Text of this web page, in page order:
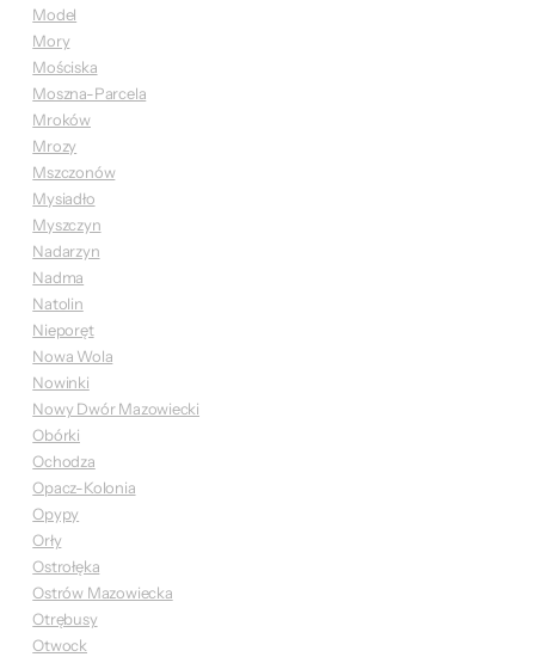
Model
Mory
Mościska
Moszna-Parcela
Mroków
Mrozy
Mszczonów
Mysiadło
Myszczyn
Nadarzyn
Nadma
Natolin
Nieporęt
Nowa Wola
Nowinki
Nowy Dwór Mazowiecki
Obórki
Ochodza
Opacz-Kolonia
Opypy
Orły
Ostrołęka
Ostrów Mazowiecka
Otrębusy
Otwock